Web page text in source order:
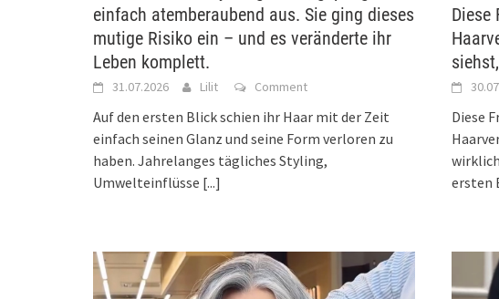
einfach atemberaubend aus. Sie ging dieses
mutige Risiko ein – und es veränderte ihr
Leben komplett.
31.07.2026 Lilit Comment
Auf den ersten Blick schien ihr Haar mit der Zeit
einfach seinen Glanz und seine Form verloren zu
haben. Jahrelanges tägliches Styling,
Umwelteinflüsse [...]
Diese
Diese
ersten